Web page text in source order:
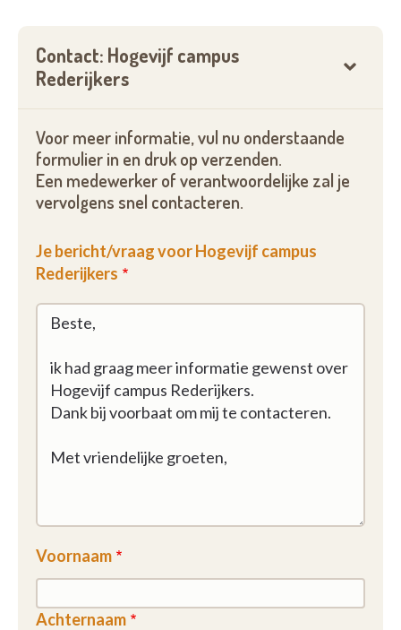
Contact: Hogevijf campus
Rederijkers
Voor meer informatie, vul nu onderstaande
formulier in en druk op verzenden.
Een medewerker of verantwoordelijke zal je
vervolgens snel contacteren.
Je bericht/vraag voor Hogevijf campus
Rederijkers
Voornaam
Achternaam